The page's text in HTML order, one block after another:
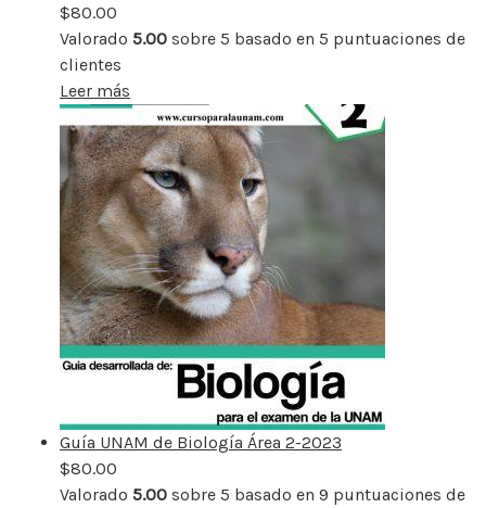
$80.00
Valorado 5.00 sobre 5 basado en 5 puntuaciones de
clientes
Leer más
Guía UNAM de Biología Área 2-2023
$80.00
Valorado 5.00 sobre 5 basado en 9 puntuaciones de